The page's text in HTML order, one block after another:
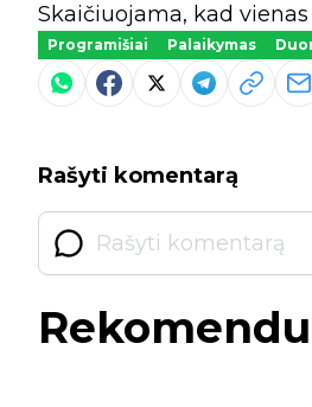
Skaičiuojama, kad
Programišiai Palaikymas
Rašyti komentarą